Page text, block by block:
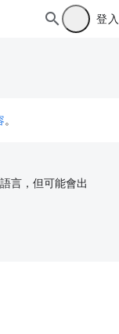
登入
。
言，但可能會出